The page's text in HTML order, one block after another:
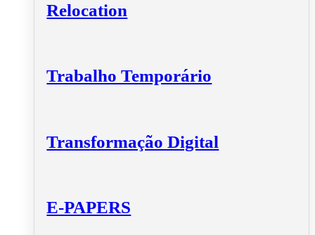
Relocation
Trabalho Temporário
Transformação Digital
E-PAPERS